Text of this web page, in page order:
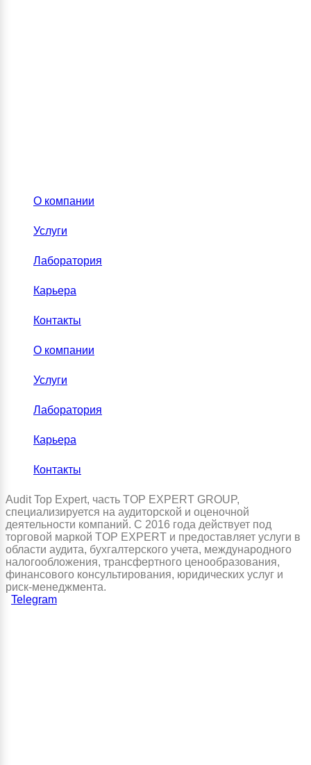
О компании
Услуги
Лаборатория
Карьера
Контакты
О компании
Услуги
Лаборатория
Карьера
Контакты
Audit Top Expert, часть TOP EXPERT GROUP,
специализируется на аудиторской и оценочной
деятельности компаний. С 2016 года действует под
торговой маркой TOP EXPERT и предоставляет услуги в
области аудита, бухгалтерского учета, международного
налогообложения, трансфертного ценообразования,
финансового консультирования, юридических услуг и
риск-менеджмента.
Telegram